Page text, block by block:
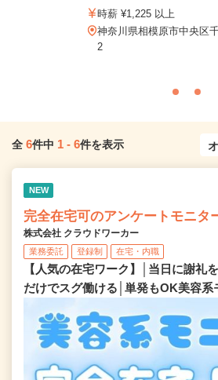
時薪 ¥1,225 以上
神奈川県相模原市中央区
2
全 6件中 1 - 6件を表示
NEW
完全在宅可のアンケートモニタ
株式会社 クラウドワーカー
業務委託 登録制 在宅・内職
【人気の在宅ワーク】│当日に謝礼
だけでスグ働ける│単発もOK美容系